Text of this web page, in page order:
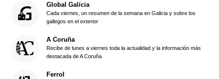
Global Galicia
Cada viernes, un resumen de la semana en Galicia y sobre los
gallegos en el exterior
A Coruña
Recibe de lunes a viernes toda la actualidad y la información más
destacada de A Coruña
Ferrol